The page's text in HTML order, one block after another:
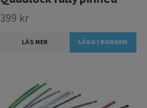
399 kr
LÄS MER